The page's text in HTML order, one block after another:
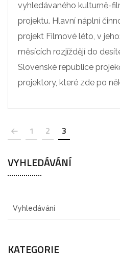
vyhledávaného kulturně-
projektu. Hlavní náplní
projekt Filmové léto, v
měsících rozjíždějí do
Slovenské republice
projektory, které zde po
1 2 3
VYHLEDÁVÁNÍ
KATEGORIE